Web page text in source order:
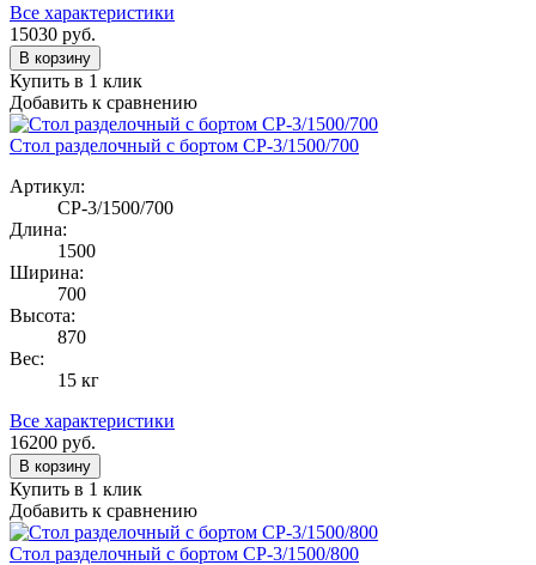
Все характеристики
15030 руб.
В корзину
Купить в 1 клик
Добавить к сравнению
Стол разделочный с бортом СР-3/1500/700
Артикул:
СР-3/1500/700
Длина:
1500
Ширина:
700
Высота:
870
Вес:
15 кг
Все характеристики
16200 руб.
В корзину
Купить в 1 клик
Добавить к сравнению
Стол разделочный с бортом СР-3/1500/800